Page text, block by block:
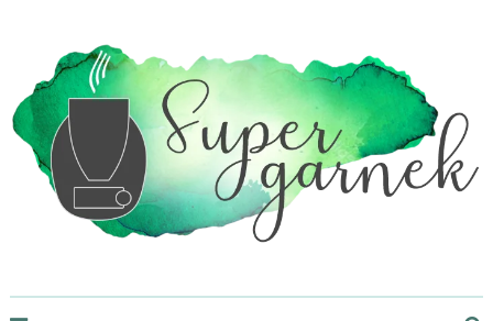
Supergarnek.pl